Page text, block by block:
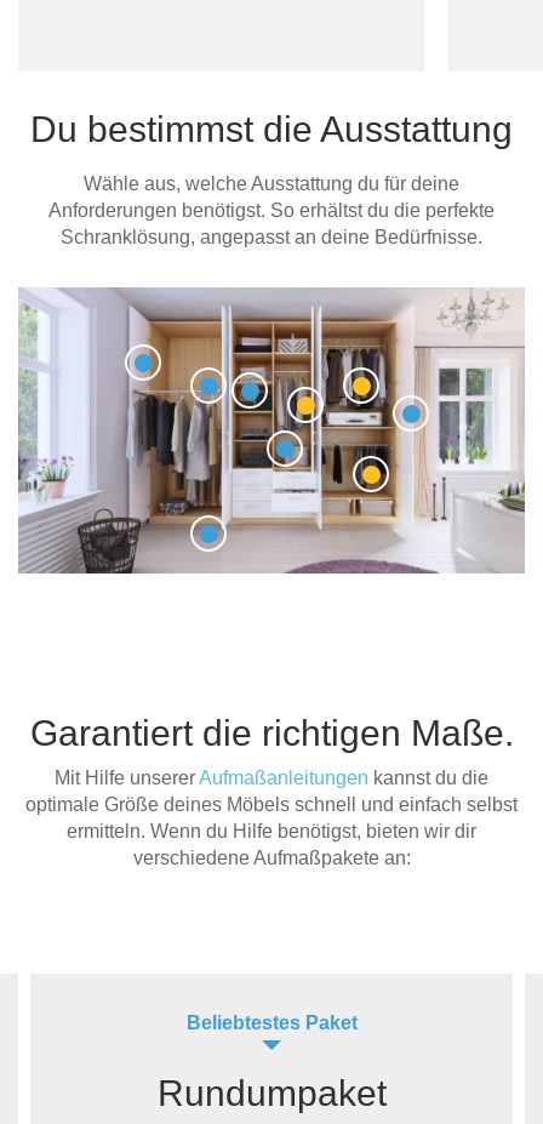
Du bestimmst die Ausstattung
Wähle aus, welche Ausstattung du für deine
Anforderungen benötigst. So erhältst du die perfekte
Schranklösung, angepasst an deine Bedürfnisse.
Garantiert die richtigen Maße.
Mit Hilfe unsererAufmaßanleitungen kannst du die
optimale Größe deines Möbels schnell und einfach selbst
ermitteln. Wenn du Hilfe benötigst, bieten wir dir
verschiedene Aufmaßpakete an:
Beliebtestes Paket
Rundumpaket